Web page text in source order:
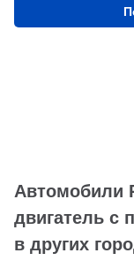
Автомобили
двигатель с
в других